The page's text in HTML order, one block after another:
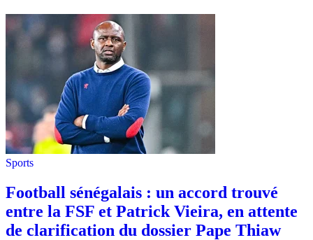
Sports
Football sénégalais : un accord trouvé
entre la FSF et Patrick Vieira, en attente
de clarification du dossier Pape Thiaw